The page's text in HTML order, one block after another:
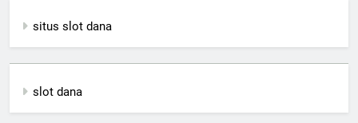
situs slot dana
slot dana